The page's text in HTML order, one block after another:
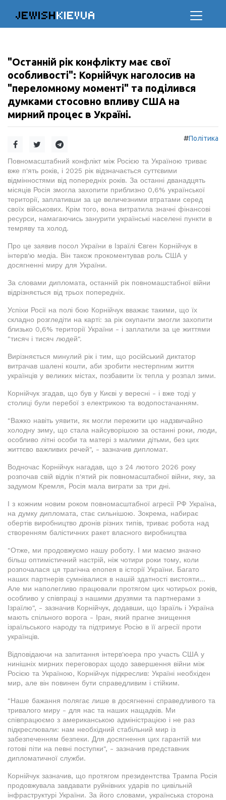
JEWISHKIEVUA
"Останній рік конфлікту має свої
особливості": Корнійчук наголосив на
"переломному моменті" та поділився
думками стосовно впливу США на
мирний процес в Україні.
#Політика
Повномасштабний конфлікт між Росією та Україною триває
вже п'ять років, і 2025 рік відзначається суттєвими
відмінностями від попередніх років. За останні дванадцять
місяців Росія змогла захопити приблизно 0,6% української
території, заплативши за це величезними втратами серед
своїх військових. Крім того, вона витратила значні фінансові
ресурси, намагаючись занурити українські населені пункти в
темряву та холод.
Про це заявив посол України в Ізраїлі Євген Корнійчук в
інтерв'ю медіа. Він також прокоментував роль США у
досягненні миру для України.
За словами дипломата, останній рік повномашстабної війни
відрізняється від трьох попередніх.
Успіхи Росії на полі бою Корнійчук вважає такими, що їх
складно розгледіти на карті: за рік окупанти змогли захопити
близько 0,6% території України - і заплатили за це життями
"тисяч і тисяч людей".
Вирізняється минулий рік і тим, що російський диктатор
витрачав шалені кошти, аби зробити нестерпним життя
українців у великих містах, позбавити їх тепла у розпал зими.
Корнійчук згадав, що був у Києві у вересні - і вже тоді у
столиці були перебої з електрикою та водопостачанням.
"Важко навіть уявити, як могли пережити цю надзвичайно
холодну зиму, що стала найсуворішою за останні роки, люди,
особливо літні особи та матері з малими дітьми, без цих
життєво важливих речей", - зазначив дипломат.
Водночас Корнійчук нагадав, що з 24 лютого 2026 року
розпочав свій відлік п'ятий рік повномасштабної війни, яку, за
задумом Кремля, Росія мала виграти за три дні.
І з кожним новим роком повномасштабної агресії РФ Україна,
на думку дипломата, стає сильнішою. Зокрема, набирає
обертів виробництво дронів різних типів, триває робота над
створенням балістичних ракет власного виробництва
"Отже, ми продовжуємо нашу роботу. І ми маємо значно
більш оптимістичний настрій, ніж чотири роки тому, коли
розпочалася ця трагічна епопея в історії України. Багато
наших партнерів сумнівалися в нашій здатності вистояти...
Але ми наполегливо працювали протягом цих чотирьох років,
особливо у співпраці з нашими друзями та партнерами з
Ізраїлю", - зазначив Корнійчук, додавши, що Ізраїль і Україна
мають спільного ворога - Іран, який прагне знищення
ізраїльського народу та підтримує Росію в її агресії проти
українців.
Відповідаючи на запитання інтерв'юера про участь США у
нинішніх мирних переговорах щодо завершення війни між
Росією та Україною, Корнійчук підкреслив: Україні необхіден
мир, але він повинен бути справедливим і стійким.
"Наше бажання полягає лише в досягненні справедливого та
тривалого миру - для нас та наших нащадків. Ми
співпрацюємо з американською адміністрацією і не раз
підкреслювали: нам необхідний стабільний мир із
забезпеченням безпеки. Для досягнення цих гарантій ми
готові піти на певні поступки", - зазначив представник
дипломатичної служби.
Корнійчук зазначив, що протягом президентства Трампа Росія
продовжувала завдавати руйнівних ударів по цивільній
інфраструктурі України. За його словами, українська сторона